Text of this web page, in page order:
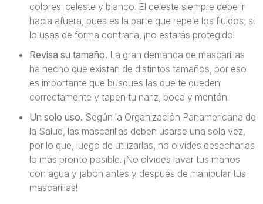
colores: celeste y blanco. El celeste siempre debe ir
hacia afuera, pues es la parte que repele los fluidos; si
lo usas de forma contraria, ¡no estarás protegido!
Revisa su tamaño. La gran demanda de mascarillas
ha hecho que existan de distintos tamaños, por eso
es importante que busques las que te queden
correctamente y tapen tu nariz, boca y mentón.
Un solo uso. Según la Organización Panamericana de
la Salud, las mascarillas deben usarse una sola vez,
por lo que, luego de utilizarlas, no olvides desecharlas
lo más pronto posible. ¡No olvides lavar tus manos
con agua y jabón antes y después de manipular tus
mascarillas!